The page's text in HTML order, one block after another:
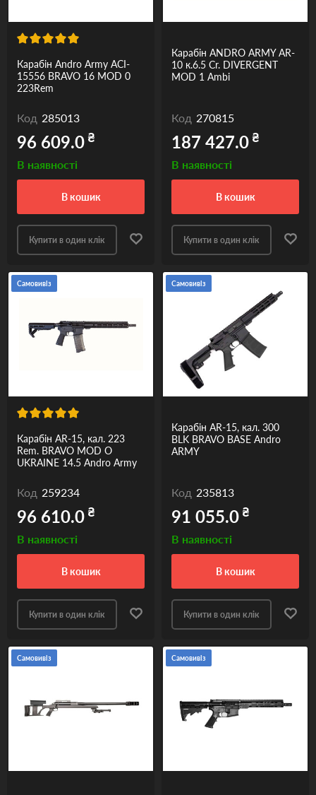
Карабін Andro Army ACI-
15556 BRAVO 16 MOD 0
223Rem
Код 285013
96 609.0₴
В наявності
в кошик
Купити в один клік
Карабін ANDRO ARMY AR-
10 к.6.5 Cr. DIVERGENT
MOD 1 Ambi
Код 270815
187 427.0₴
В наявності
в кошик
Купити в один клік
Самовивіз
Карабін AR-15, кал. 223
Rem. BRAVO MOD O
UKRAINE 14.5 Andro Army
Код 259234
96 610.0₴
В наявності
в кошик
Купити в один клік
Самовивіз
Карабін AR-15, кал. 300
BLK BRAVO BASE Andro
ARMY
Код 235813
91 055.0₴
В наявності
в кошик
Купити в один клік
Самовивіз Самовивіз